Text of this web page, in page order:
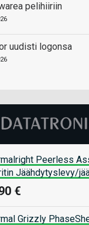
pelihiiriin
uudisti logonsa
Peerless
Jäähdytyslevy/
€
Grizzly